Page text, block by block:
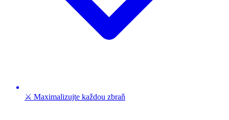
⚔️ Maximalizujte každou zbraň